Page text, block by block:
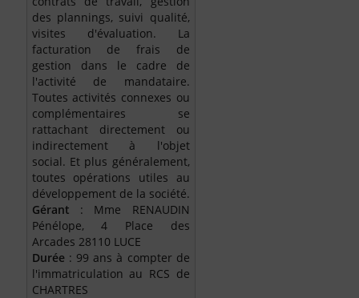
des plannings, suivi qualité,
visites d'évaluation. La
facturation de frais de
gestion dans le cadre de
l'activité de mandataire.
Toutes activités connexes ou
complémentaires se
rattachant directement ou
indirectement à l'objet
social. Et plus généralement,
toutes opérations utiles au
développement de la société.
Gérant : Mme RENAUDIN
Pénélope, 4 Place des
Arcades 28110 LUCE
Durée: 99 ans à compter de
l'immatriculation au RCS de
CHARTRES